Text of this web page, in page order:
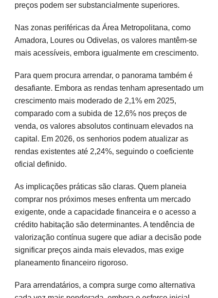
preços podem ser substancialmente superiores.
Nas zonas periféricas da Área Metropolitana, como
Amadora, Loures ou Odivelas, os valores mantêm-se
mais acessíveis, embora igualmente em crescimento.
Para quem procura arrendar, o panorama também é
desafiante. Embora as rendas tenham apresentado um
crescimento mais moderado de 2,1% em 2025,
comparado com a subida de 12,6% nos preços de
venda, os valores absolutos continuam elevados na
capital. Em 2026, os senhorios podem atualizar as
rendas existentes até 2,24%, seguindo o coeficiente
oficial definido.
As implicações práticas são claras. Quem planeia
comprar nos próximos meses enfrenta um mercado
exigente, onde a capacidade financeira e o acesso a
crédito habitação são determinantes. A tendência de
valorização contínua sugere que adiar a decisão pode
significar preços ainda mais elevados, mas exige
planeamento financeiro rigoroso.
Para arrendatários, a compra surge como alternativa